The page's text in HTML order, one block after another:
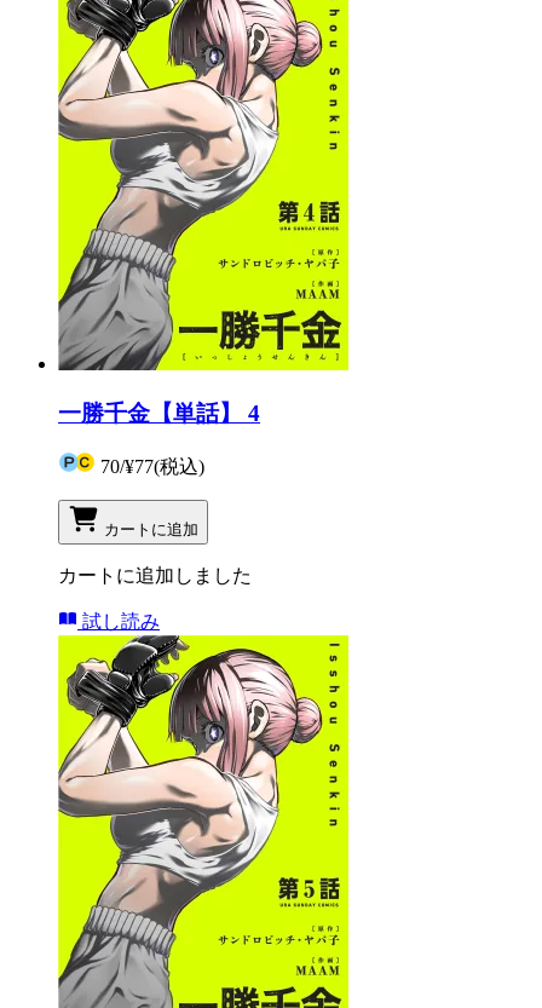
一勝千金【単話】 4
70/¥77(税込)
カートに追加
カートに追加しました
試し読み